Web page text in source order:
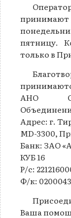
пятницу.
только в
АНО
Адрес: г.
MD-3300,
Банк: ЗАО
КУБ 16
Р/с:
Ф/к:
Ваша